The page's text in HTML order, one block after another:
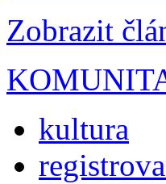
Zobrazit
kultura